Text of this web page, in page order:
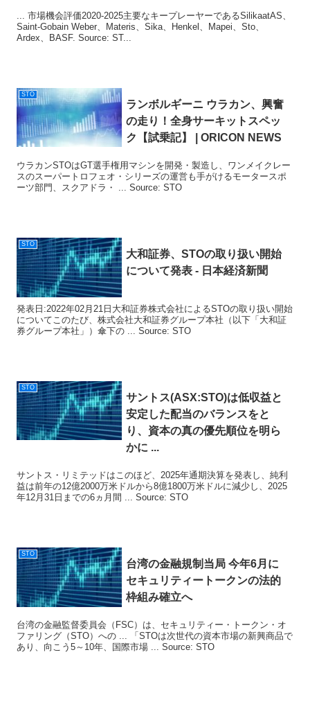
... 市場機会評価2020-2025主要なキープレーヤーであるSilikaatAS、
Saint-Gobain Weber、Materis、Sika、Henkel、Mapei、Sto、
Ardex、BASF. Source: ST...
STO
ランボルギーニ ウラカン、興奮
の走り！全身サーキットスペッ
ク【試乗記】 | ORICON NEWS
ウラカンSTOはGT選手権用マシンを開発・製造し、ワンメイクレー
スのスーパートロフェオ・シリーズの運営も手がけるモータースポ
ーツ部門、スクアドラ・ ... Source: STO
STO
大和証券、STOの取り扱い開始
について発表 - 日本経済新聞
発表日:2022年02月21日大和証券株式会社によるSTOの取り扱い開始
についてこのたび、株式会社大和証券グループ本社（以下「大和証
券グループ本社」）傘下の ... Source: STO
STO
サントス(ASX:STO)は低収益と
安定した配当のバランスをと
り、資本の真の優先順位を明ら
かに ...
サントス・リミテッドはこのほど、2025年通期決算を発表し、純利
益は前年の12億2000万米ドルから8億1800万米ドルに減少し、2025
年12月31日までの6ヵ月間 ... Source: STO
STO
台湾の金融規制当局 今年6月に
セキュリティートークンの法的
枠組み確立へ
台湾の金融監督委員会（FSC）は、セキュリティー・トークン・オ
ファリング（STO）への ... 「STOは次世代の資本市場の新興商品で
あり、向こう5～10年、国際市場 ... Source: STO